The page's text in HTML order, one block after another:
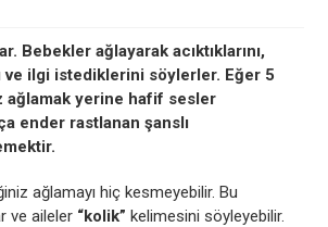
Bebekler ağlayarak acıktıklarını,
ve ilgi istediklerini söylerler. Eğer 5
ağlamak yerine hafif sesler
ender rastlanan şanslı
ağlamayı hiç kesmeyebilir. Bu
ve aileler “kolik” kelimesini söyleyebilir.